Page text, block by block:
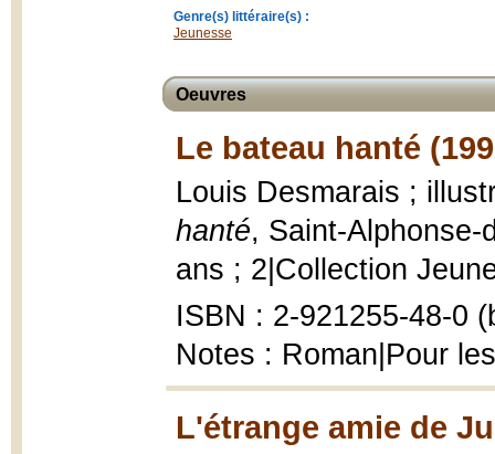
Genre(s) littéraire(s) :
Jeunesse
Oeuvres
Le bateau hanté
Louis Desmarais ;
hanté, Saint-
ans ; 2|Collection
ISBN : 2-921255-48-0
Notes : Roman|Pour
L'étrange amie de